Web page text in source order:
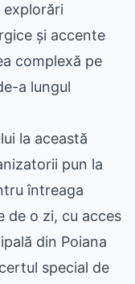
și accente
complexă pe
a lungul
la această
pun la
întreaga
de o zi, cu acces
din Poiana
special de